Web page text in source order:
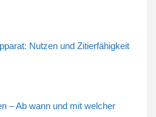
Nutzen und Zitierfähigkeit
– Ab wann und mit welcher